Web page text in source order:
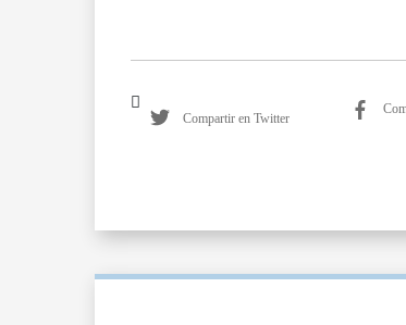
Compartir en Twitter